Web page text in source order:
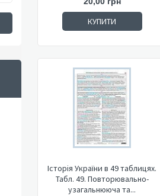
КУПИТИ
Історія України в 49 таблицях.
Табл. 49. Повторювально-
узагальнююча та...